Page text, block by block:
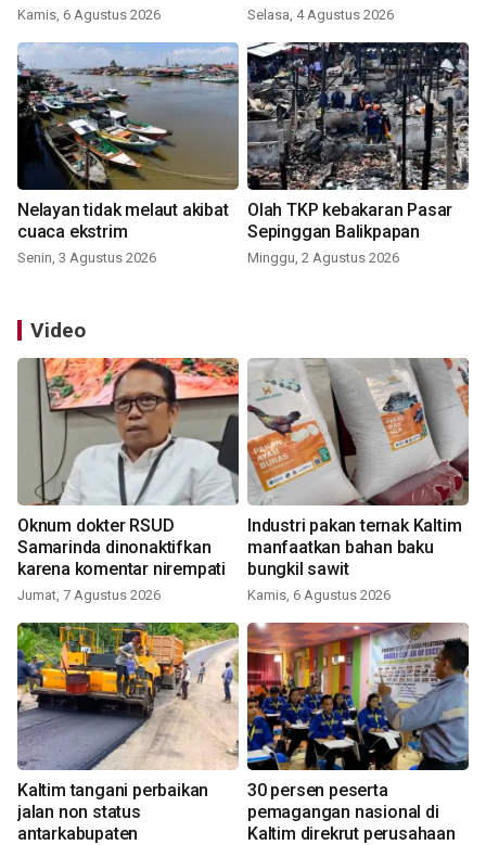
Kamis, 6 Agustus 2026 Selasa, 4 Agustus 2026
Nelayan tidak melaut akibat
cuaca ekstrim
Senin, 3 Agustus 2026
Olah TKP kebakaran Pasar
Sepinggan Balikpapan
Minggu, 2 Agustus 2026
Video
Oknum dokter RSUD
Samarinda dinonaktifkan
karena komentar nirempati
Jumat, 7 Agustus 2026
Industri pakan ternak Kaltim
manfaatkan bahan baku
bungkil sawit
Kamis, 6 Agustus 2026
Kaltim tangani perbaikan
jalan non status
antarkabupaten
30 persen peserta
pemagangan nasional di
Kaltim direkrut perusahaan